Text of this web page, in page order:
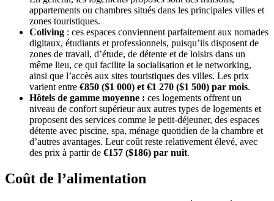
appartements ou chambres situés dans les principales villes et
zones touristiques.
Coliving : ces espaces conviennent parfaitement aux nomades
digitaux, étudiants et professionnels, puisqu’ils disposent de
zones de travail, d’étude, de détente et de loisirs dans un
même lieu, ce qui facilite la socialisation et le networking,
ainsi que l’accès aux sites touristiques des villes. Les prix
varient entre €850 ($1 000) et €1 270 ($1 500) par mois.
Hôtels de gamme moyenne : ces logements offrent un
niveau de confort supérieur aux autres types de logements et
proposent des services comme le petit-déjeuner, des espaces
détente avec piscine, spa, ménage quotidien de la chambre et
d’autres avantages. Leur coût reste relativement élevé, avec
des prix à partir de €157 ($186) par nuit.
Coût de l’alimentation